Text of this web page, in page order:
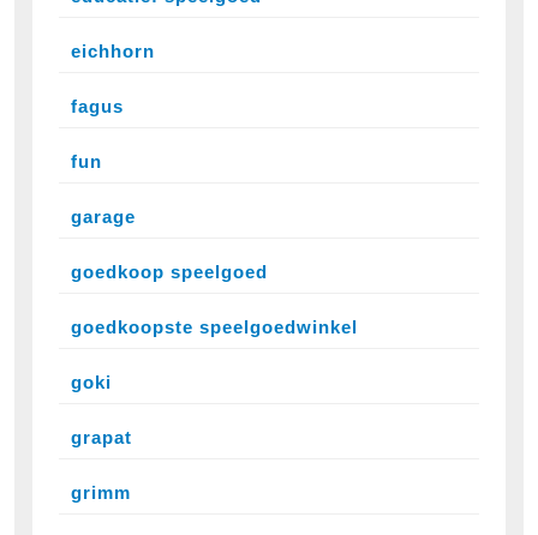
eichhorn
fagus
fun
garage
goedkoop speelgoed
goedkoopste speelgoedwinkel
goki
grapat
grimm